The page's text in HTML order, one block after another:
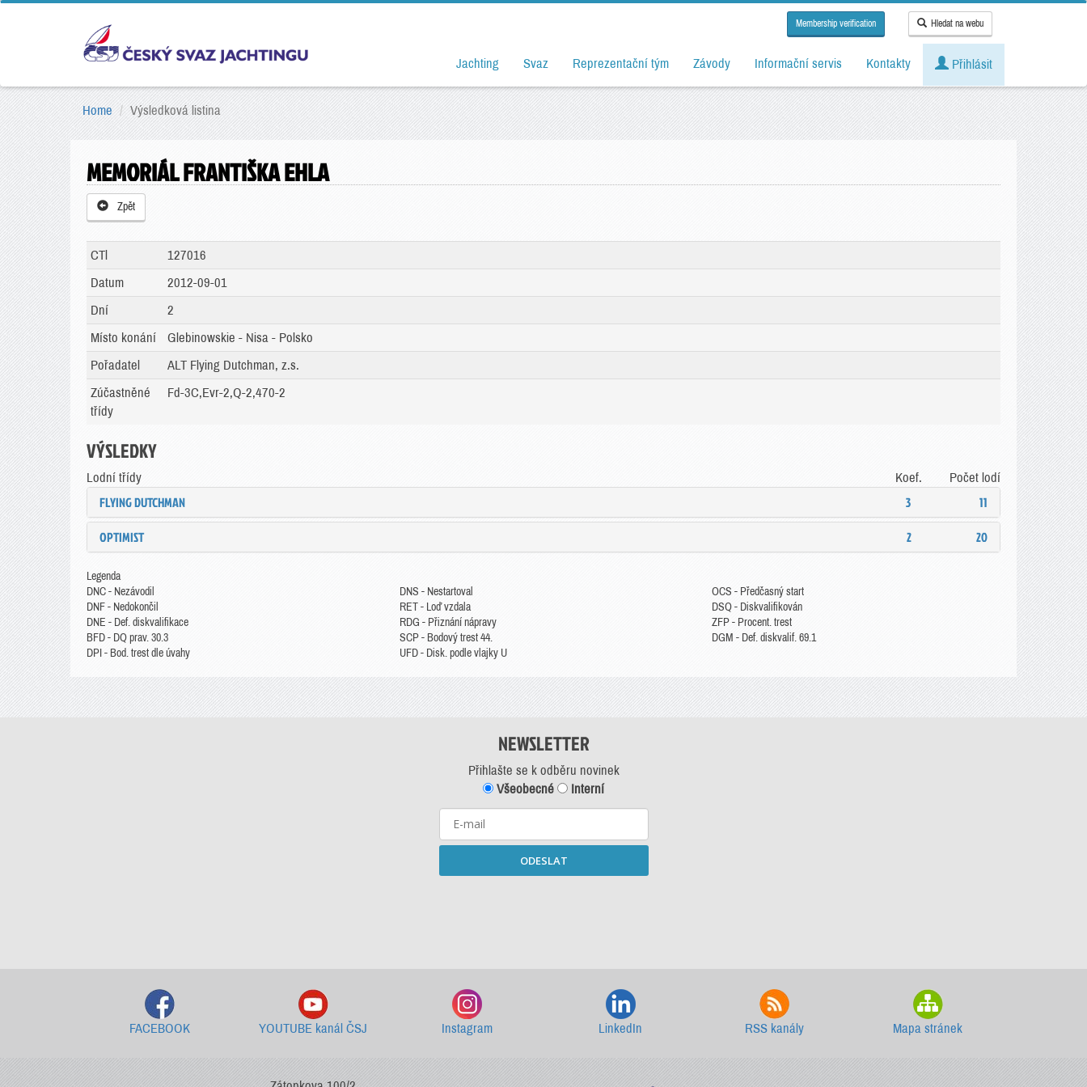
Membership verification Hledat na webu
Jachting Svaz Reprezentační tým Závody Informační servis Kontakty Přihlásit
Home Výsledková listina
MEMORIÁL FRANTIŠKA EHLA
Zpět
CTl
127016
Datum
2012-09-01
Dní
2
Místo konání
Glebinowskie - Nisa - Polsko
Pořadatel
ALT Flying Dutchman, z.s.
Zúčastněné
třídy
Fd-3C,Evr-2,Q-2,470-2
VÝSLEDKY
Lodní třídy Koef. Počet lodí
FLYING DUTCHMAN 3
11
OPTIMIST
2 20
Legenda
DNC - Nezávodil
DNF - Nedokončil
DNE - Def. diskvalifikace
BFD - DQ prav. 30.3
DPI - Bod. trest dle úvahy
DNS - Nestartoval
RET - Loď vzdala
RDG - Přiznání nápravy
SCP - Bodový trest 44.
UFD - Disk. podle vlajky U
OCS - Předčasný start
DSQ - Diskvalifikován
ZFP - Procent. trest
DGM - Def. diskvalif. 69.1
NEWSLETTER
Přihlašte se k odběru novinek
Všeobecné
Interní
ODESLAT
FACEBOOK YOUTUBE kanál ČSJ Instagram LinkedIn RSS kanály Mapa stránek